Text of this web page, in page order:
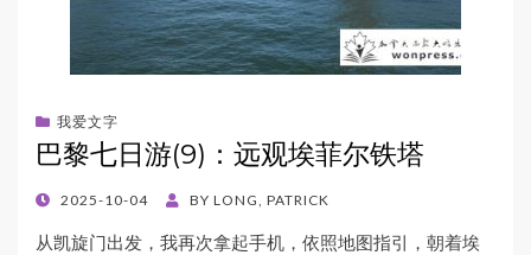
我爱文字
巴黎七日游(9)：远观埃菲尔铁塔
POSTED
2025-10-04 BY LONG, PATRICK
从凯旋门出发，我再次拿起手机，依照地图指引，朝着埃